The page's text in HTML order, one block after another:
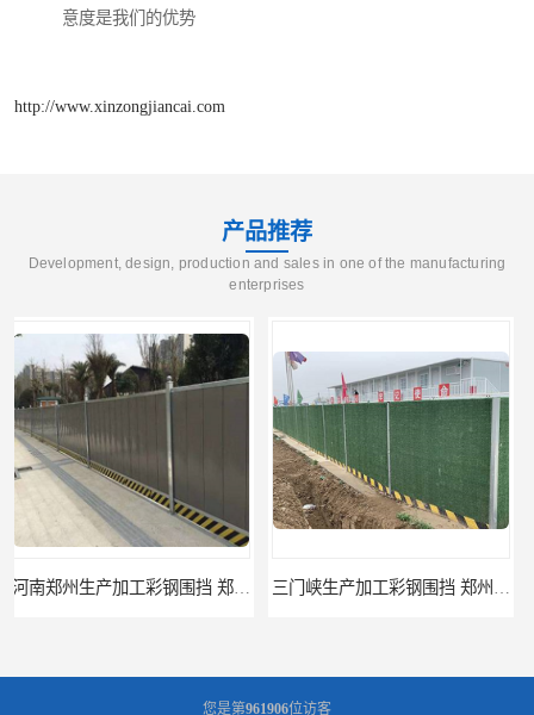
意度是我们的优势
http://www.xinzongjiancai.com
产品推荐
Development, design, production and sales in one of the manufacturing
enterprises
三门峡生产加工彩钢围挡 郑州鑫纵 质量好 围挡加工 开封生产加工彩钢围挡 郑州鑫纵 质量好 鑫纵建材
您是第961906位访客